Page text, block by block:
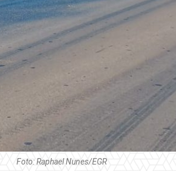
Foto: Raphael Nunes/EGR